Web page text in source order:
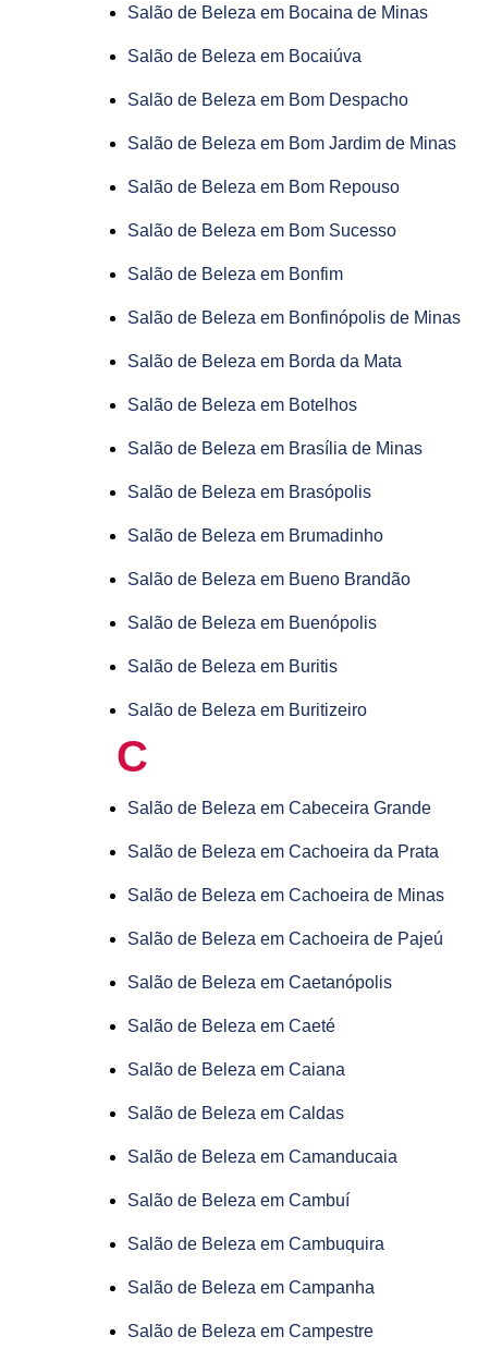
Salão de Beleza em Bocaina de Minas
Salão de Beleza em Bocaiúva
Salão de Beleza em Bom Despacho
Salão de Beleza em Bom Jardim de Minas
Salão de Beleza em Bom Repouso
Salão de Beleza em Bom Sucesso
Salão de Beleza em Bonfim
Salão de Beleza em Bonfinópolis de Minas
Salão de Beleza em Borda da Mata
Salão de Beleza em Botelhos
Salão de Beleza em Brasília de Minas
Salão de Beleza em Brasópolis
Salão de Beleza em Brumadinho
Salão de Beleza em Bueno Brandão
Salão de Beleza em Buenópolis
Salão de Beleza em Buritis
Salão de Beleza em Buritizeiro
C
Salão de Beleza em Cabeceira Grande
Salão de Beleza em Cachoeira da Prata
Salão de Beleza em Cachoeira de Minas
Salão de Beleza em Cachoeira de Pajeú
Salão de Beleza em Caetanópolis
Salão de Beleza em Caeté
Salão de Beleza em Caiana
Salão de Beleza em Caldas
Salão de Beleza em Camanducaia
Salão de Beleza em Cambuí
Salão de Beleza em Cambuquira
Salão de Beleza em Campanha
Salão de Beleza em Campestre